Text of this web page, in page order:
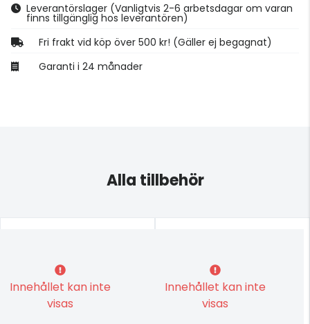
Leverantörslager (Vanligtvis 2-6 arbetsdagar om varan
finns tillgänglig hos leverantören)
Fri frakt vid köp över 500 kr! (Gäller ej begagnat)
Garanti i 24 månader
Alla tillbehör
Innehållet kan inte
visas
Innehållet kan inte
visas